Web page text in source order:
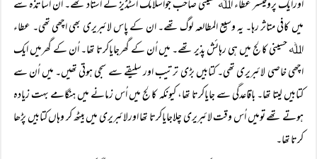
اورایک پروفیسر عطاء اﷲ حسینی صاحب جواسلامک اسٹڈیز کے استاد تھے۔ ان اساتذہ سے
میں کافی متاثر رہا۔ یہ وسیع المطالعہ لوگ تھے۔ ان کے پاس لائبریری بھی اچھی تھی۔ عطاء
اﷲ حسینی کالج میں ہی رہائش پذیر تھے۔ میں اُن کے گھرجایاکرتا تھا۔ اُن کے گھرمیں ایک
اچھی خاصی لائبریری تھی۔ کتابیں بڑی ترتیب اور سلیقے سے سجی ہوتی تھیں۔ میں اُن سے
کتابیں لیتا تھا۔ باقاعدگی سے جایاکرتا تھا، کیونکہ کالج میں اُس زمانے میں ہنگامے بہت زیادہ
ہوتے تھے تومیں اُس وقت لائبریری چلاجایاکرتا تھا اورلائبریری میں بیٹھ کر وہاں کتابیں پڑھا
کرتا تھا۔